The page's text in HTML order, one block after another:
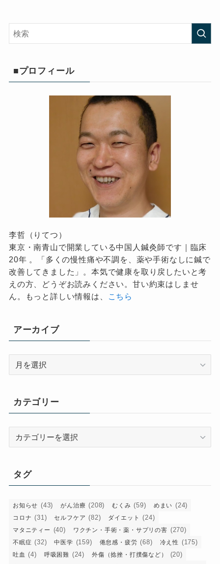
■プロフィール
李哲（りてつ）
東京・南青山で開業している中国人鍼灸師です｜臨床
20年 。「多くの慢性痛や不調を、薬や手術なしに鍼で
改善してきました」。本気で健康を取り戻したいと考
えの方、どうぞお読みください。甘い約束はしませ
ん。もっと詳しい情報は、
こちら
アーカイブ
ブ
カテゴリー
ー
タグ
お知らせ (43) がん治療 (208) むくみ (59) めまい (24)
コロナ (31) セルフケア (82) ダイエット (24)
マタニティー (40) ワクチン・手術・薬・サプリの害 (270)
不眠症 (32) 中医学 (159) 倦怠感・疲労 (68) 冷え性 (175)
吐血 (4) 呼吸困難 (24) 外傷（捻挫・打撲傷など） (20)